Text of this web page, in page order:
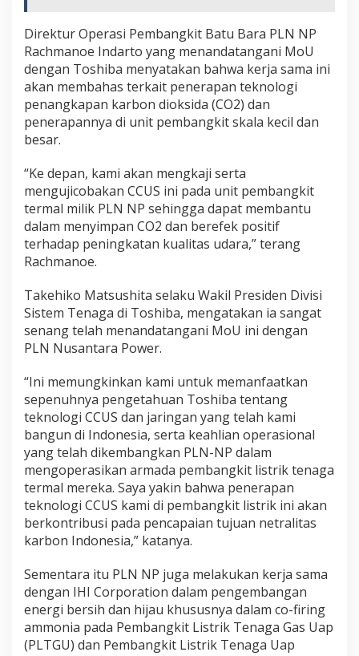
Direktur Operasi Pembangkit Batu Bara PLN NP
Rachmanoe Indarto yang menandatangani MoU
dengan Toshiba menyatakan bahwa kerja sama ini
akan membahas terkait penerapan teknologi
penangkapan karbon dioksida (CO2) dan
penerapannya di unit pembangkit skala kecil dan
besar.
“Ke depan, kami akan mengkaji serta
mengujicobakan CCUS ini pada unit pembangkit
termal milik PLN NP sehingga dapat membantu
dalam menyimpan CO2 dan berefek positif
terhadap peningkatan kualitas udara,” terang
Rachmanoe.
Takehiko Matsushita selaku Wakil Presiden Divisi
Sistem Tenaga di Toshiba, mengatakan ia sangat
senang telah menandatangani MoU ini dengan
PLN Nusantara Power.
“Ini memungkinkan kami untuk memanfaatkan
sepenuhnya pengetahuan Toshiba tentang
teknologi CCUS dan jaringan yang telah kami
bangun di Indonesia, serta keahlian operasional
yang telah dikembangkan PLN-NP dalam
mengoperasikan armada pembangkit listrik tenaga
termal mereka. Saya yakin bahwa penerapan
teknologi CCUS kami di pembangkit listrik ini akan
berkontribusi pada pencapaian tujuan netralitas
karbon Indonesia,” katanya.
Sementara itu PLN NP juga melakukan kerja sama
dengan IHI Corporation dalam pengembangan
energi bersih dan hijau khususnya dalam co-firing
ammonia pada Pembangkit Listrik Tenaga Gas Uap
(PLTGU) dan Pembangkit Listrik Tenaga Uap